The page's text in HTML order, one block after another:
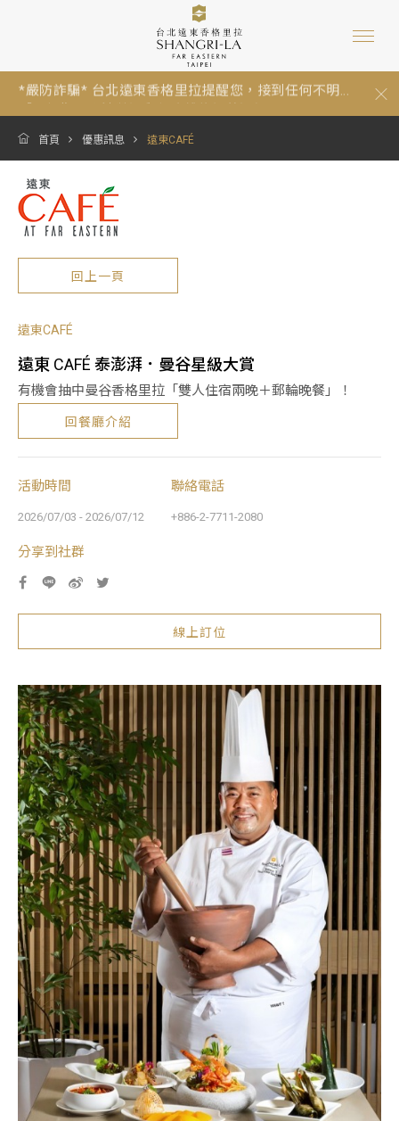
回上一頁
遠東CAFÉ
遠東 CAFÉ 泰澎湃．曼谷星級大賞
有機會抽中曼谷香格里拉「雙人住宿兩晚＋郵輪晚餐」！
回餐廳介紹
活動時間
2026/07/03 - 2026/07/12
聯絡電話
+886-2-7711-2080
分享到社群
線上訂位
首頁 優惠訊息 遠東CAFÉ
*嚴防詐騙* 台北遠東香格里拉提醒您，接到任何不明...
【暑假期間泳池營運與年度維修調整通知 Summer P...
跟著香格里拉一起環保愛地球：為因應《中華民國環...
*嚴防詐騙* 台北遠東香格里拉提醒您，接到任何不明...